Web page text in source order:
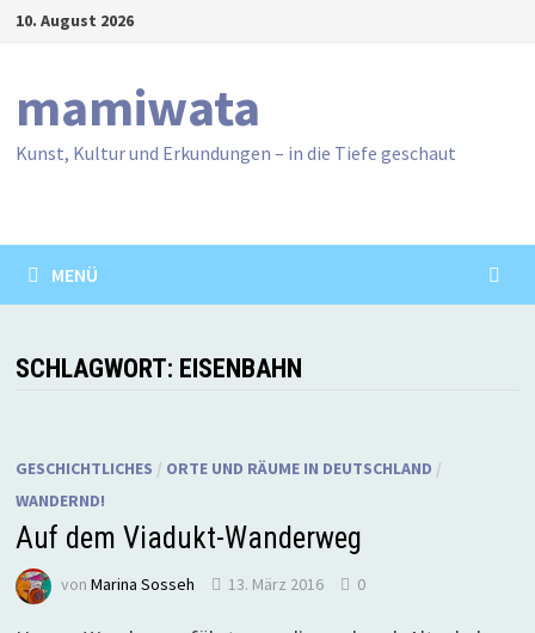
Zum10. August 2026
mamiwata
Kunst, Kultur und Erkundungen – in die Tiefe geschaut
MENÜ
SCHLAGWORT: EISENBAHN
GESCHICHTLICHES / ORTE UND RÄUME IN DEUTSCHLAND /
WANDERND!
Auf dem Viadukt-Wanderweg
von Marina Sosseh 13. März 2016 0